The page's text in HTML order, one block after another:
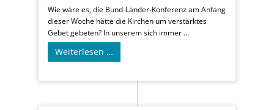
Wie wäre es, die Bund-Länder-Konferenz am Anfang
dieser Woche hätte die Kirchen um verstärktes
Gebet gebeten? In unserem sich immer ...
Weiterlesen …